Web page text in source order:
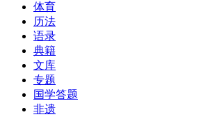
体育
历法
语录
典籍
文库
专题
国学答题
非遗